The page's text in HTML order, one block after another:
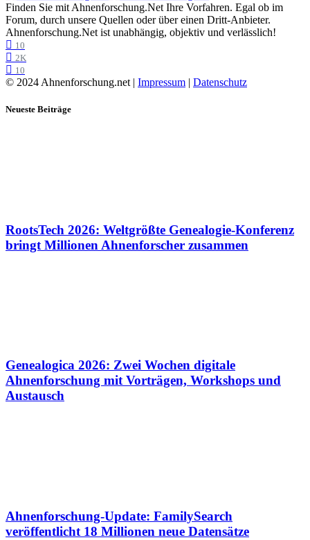
Finden Sie mit Ahnenforschung.Net Ihre Vorfahren. Egal ob im
Forum, durch unsere Quellen oder über einen Dritt-Anbieter.
Ahnenforschung.Net ist unabhängig, objektiv und verlässlich!
10
2K
10
© 2024 Ahnenforschung.net | Impressum | Datenschutz
Neueste Beiträge
RootsTech 2026: Weltgrößte Genealogie-Konferenz
bringt Millionen Ahnenforscher zusammen
Genealogica 2026: Zwei Wochen digitale
Ahnenforschung mit Vorträgen, Workshops und
Austausch
Ahnenforschung-Update: FamilySearch
veröffentlicht 18 Millionen neue Datensätze